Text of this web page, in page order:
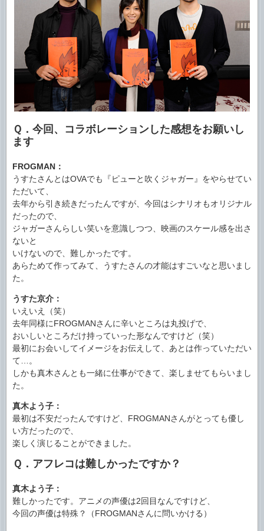
Ｑ．今回、コラボレーションした感想をお願いし
ます
FROGMAN：
うすたさんとはOVAでも『ピューと吹くジャガー』をやらせてい
ただいて、
去年から引き続きだったんですが、今回はシナリオもオリジナル
だったので、
ジャガーさんらしい笑いを意識しつつ、映画のスケール感を出さ
ないと
いけないので、難しかったです。
あらためて作ってみて、うすたさんの才能はすごいなと思いまし
た。
うすた京介：
いえいえ（笑）
去年同様にFROGMANさんに辛いところは丸投げで、
おいしいところだけ持っていった形なんですけど（笑）
最初にお会いしてイメージをお伝えして、あとは作っていただい
て…。
しかも真木さんとも一緒に仕事ができて、楽しませてもらいまし
た。
真木よう子：
最初は不安だったんですけど、FROGMANさんがとっても優し
い方だったので、
楽しく演じることができました。
Ｑ．アフレコは難しかったですか？
真木よう子：
難しかったです。アニメの声優は2回目なんですけど、
今回の声優は特殊？（FROGMANさんに問いかける）